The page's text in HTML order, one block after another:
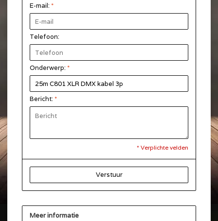
E-mail: *
Telefoon:
Onderwerp: *
Bericht: *
* Verplichte velden
Verstuur
Meer informatie